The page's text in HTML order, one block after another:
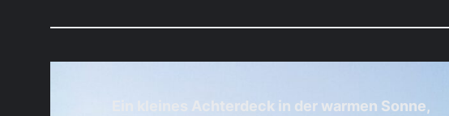
Ein kleines Achterdeck in der warmen Sonne,